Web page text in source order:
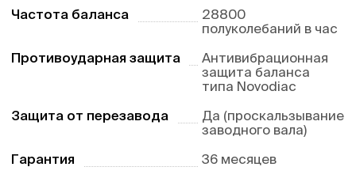
Частота баланса
28800
полуколебаний в час
Противоударная защита
Антивибрационная
защита баланса
типа Novodiac
Защита от перезавода
Да (проскальзывание
заводного вала)
Гарантия
36 месяцев